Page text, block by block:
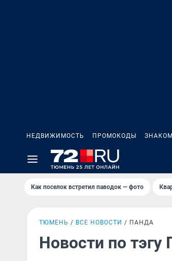
НЕДВИЖИМОСТЬ ПРОМОКОДЫ
Как поселок встретил паводок — фото
ТЮМЕНЬ ВСЕ НОВОСТИ ПАНДА
Новости по тэгу